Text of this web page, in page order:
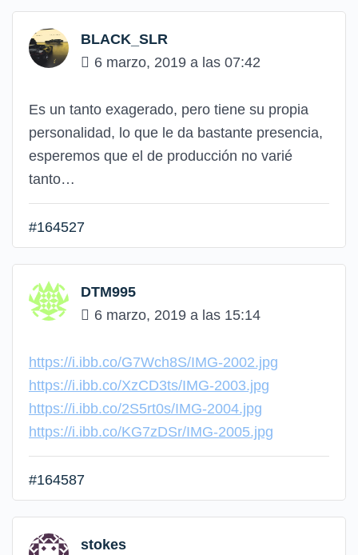
BLACK_SLR
6 marzo, 2019 a las 07:42
Es un tanto exagerado, pero tiene su propia
personalidad, lo que le da bastante presencia,
esperemos que el de producción no varié
tanto…
#164527
DTM995
6 marzo, 2019 a las 15:14
https://i.ibb.co/G7Wch8S/IMG-2002.jpg
https://i.ibb.co/XzCD3ts/IMG-2003.jpg
https://i.ibb.co/2S5rt0s/IMG-2004.jpg
https://i.ibb.co/KG7zDSr/IMG-2005.jpg
#164587
stokes